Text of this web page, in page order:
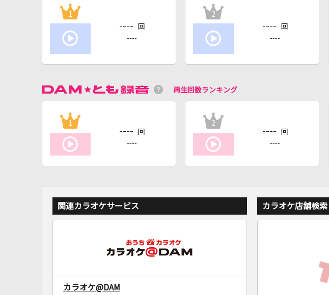
1
---- 回
----
2
---- 回
----
再生回数ランキング
1
---- 回
----
2
---- 回
----
関連カラオケサービス
カラオケ@DAM
カラオケ店舗検索